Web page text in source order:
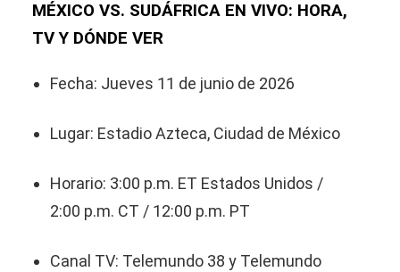
MÉXICO VS. SUDÁFRICA EN VIVO: HORA,
TV Y DÓNDE VER
Fecha: Jueves 11 de junio de 2026
Lugar: Estadio Azteca, Ciudad de México
Horario: 3:00 p.m. ET Estados Unidos /
2:00 p.m. CT / 12:00 p.m. PT
Canal TV: Telemundo 38 y Telemundo